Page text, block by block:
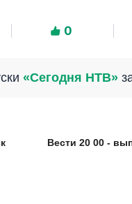
0
«Сегодня НТВ»
Вести 20 00 -